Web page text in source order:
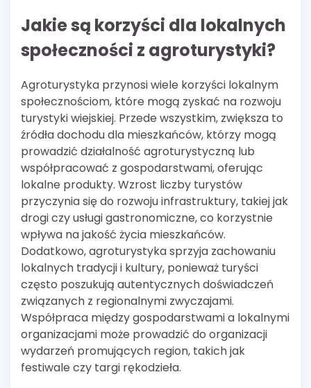
Jakie są korzyści dla lokalnych
społeczności z agroturystyki?
Agroturystyka przynosi wiele korzyści lokalnym
społecznościom, które mogą zyskać na rozwoju
turystyki wiejskiej. Przede wszystkim, zwiększa to
źródła dochodu dla mieszkańców, którzy mogą
prowadzić działalność agroturystyczną lub
współpracować z gospodarstwami, oferując
lokalne produkty. Wzrost liczby turystów
przyczynia się do rozwoju infrastruktury, takiej jak
drogi czy usługi gastronomiczne, co korzystnie
wpływa na jakość życia mieszkańców.
Dodatkowo, agroturystyka sprzyja zachowaniu
lokalnych tradycji i kultury, ponieważ turyści
często poszukują autentycznych doświadczeń
związanych z regionalnymi zwyczajami.
Współpraca między gospodarstwami a lokalnymi
organizacjami może prowadzić do organizacji
wydarzeń promujących region, takich jak
festiwale czy targi rękodzieła.